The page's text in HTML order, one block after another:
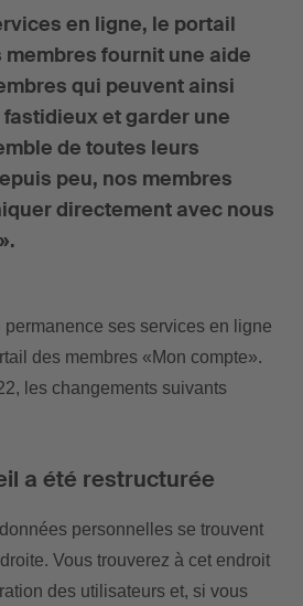
en ligne, le portail
fournit une aide
qui peuvent ainsi
fastidieux et garder une
de toutes leurs
peu, nos membres
directement avec nous
ses services en ligne
des membres «Mon compte».
les changements suivants
a été restructurée
personnelles se trouvent
Vous trouverez à cet endroit
des utilisateurs et, si vous